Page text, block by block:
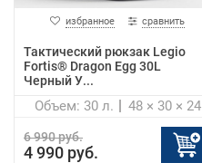
избранное сравнить
Тактический рюкзак Legio
Fortis® Dragon Egg 30L
Черный У...
48 × 30 × 24
Объем: 30 л.
6 990 руб.
4 990 руб.